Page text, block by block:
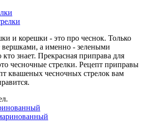
и корешки - это про чеснок. Только
вершками, а именно - зелеными
знает. Прекрасная приправа для
чесночные стрелки. Рецепт приправы
квашеных чесночных стрелок вам